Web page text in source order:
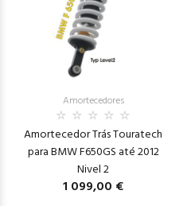
Amortecedores
Amortecedor Trás Touratech
para BMW F650GS até 2012
Nivel 2
1 099,00 €